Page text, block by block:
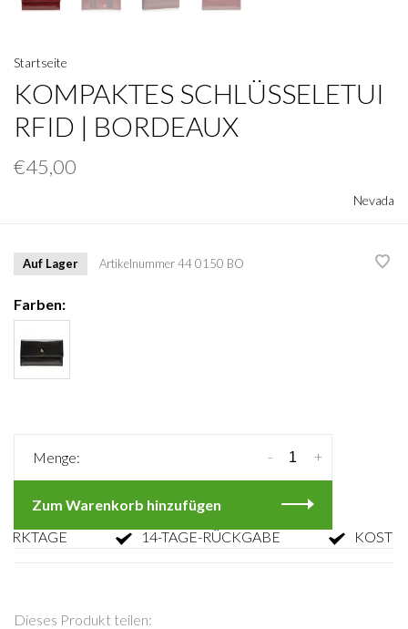
Startseite
KOMPAKTES SCHLÜSSELETUI
RFID | BORDEAUX
€45,00
Nevada
Auf Lager Artikelnummer44 0150 BO
Farben:
Menge: +
-
Zum Warenkorb hinzufügen
14-TAGE-RÜCKGABE
Dieses Produkt teilen: